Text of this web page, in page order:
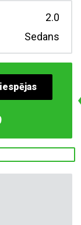
2.0
Sedans